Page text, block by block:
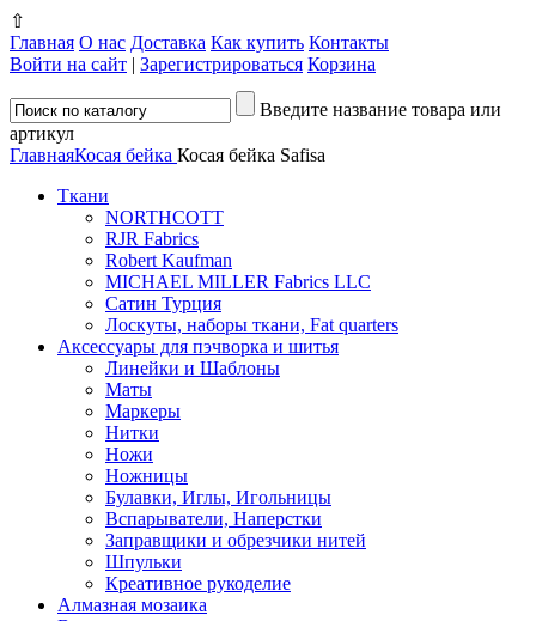
⇧
Главная О нас Доставка Как купить Контакты
Войти на сайт | Зарегистрироваться Корзина
Введите название товара или
артикул
ГлавнаяКосая бейка Косая бейка Safisa
Ткани
NORTHCOTT
RJR Fabrics
Robert Kaufman
MICHAEL MILLER Fabrics LLC
Сатин Турция
Лоскуты, наборы ткани, Fat quarters
Аксессуары для пэчворка и шитья
Линейки и Шаблоны
Маты
Маркеры
Нитки
Ножи
Ножницы
Булавки, Иглы, Игольницы
Вспарыватели, Наперстки
Заправщики и обрезчики нитей
Шпульки
Креативное рукоделие
Алмазная мозаика